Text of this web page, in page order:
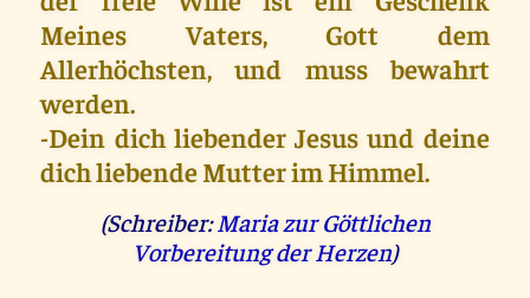
Meines Vaters, Gott dem
Allerhöchsten, und muss bewahrt
werden.
‐Dein dich liebender Jesus und deine
dich liebende Mutter im Himmel.
(Schreiber:Maria zur Göttlichen
Vorbereitung der Herzen)